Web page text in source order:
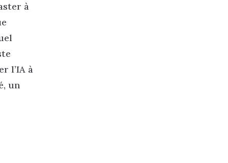
à
l’IA à
un